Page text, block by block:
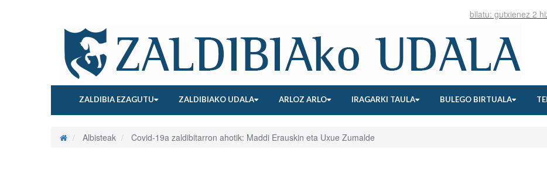
ZALDIBIA EZAGUTU ZALDIBIAKO UDALA ARLOZ ARLO IRAGARKI TAULA BULEGO BIRTUALA
Albisteak Covid-19a zaldibitarron ahotik: Maddi Erauskin eta Uxue Zumalde